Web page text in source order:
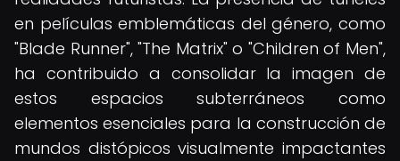
en películas emblemáticas del género, como
"Blade Runner", "The Matrix" o "Children of Men",
ha contribuido a consolidar la imagen de
estos espacios subterráneos como
elementos esenciales para la construcción de
mundos distópicos visualmente impactantes